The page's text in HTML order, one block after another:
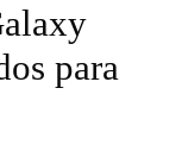
para